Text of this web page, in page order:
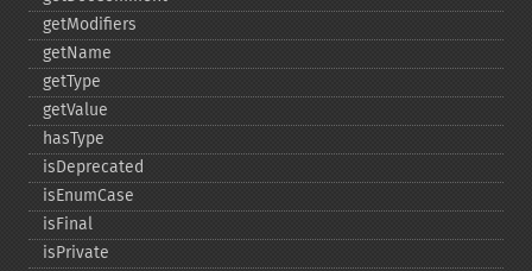
getModifiers
getName
getType
getValue
hasType
isDeprecated
isEnumCase
isFinal
isPrivate